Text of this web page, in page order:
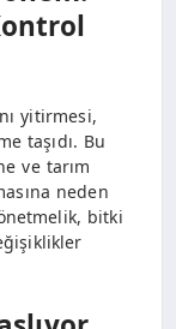
yitirmesi,
taşıdı. Bu
ve tarım
neden
bitki